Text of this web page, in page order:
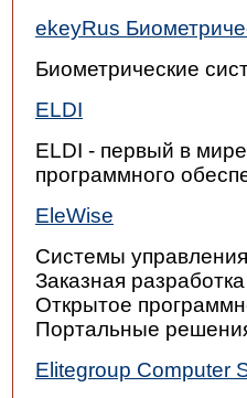
ekeyRus
Биометрические
ELDI
ELDI - первый в
программного
EleWise
Системы
Заказная
Открытое
Портальные
Elitegroup Computer